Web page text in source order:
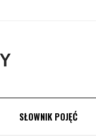
SŁOWNIK POJĘĆ